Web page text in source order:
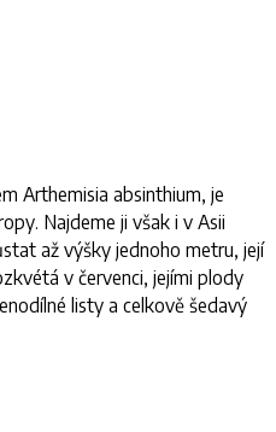
Arthemisia absinthium, je
Najdeme ji však i v Asii
až výšky jednoho metru, její
v červenci, jejími plody
listy a celkově šedavý